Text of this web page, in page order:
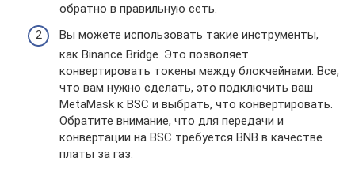
обратно в правильную сеть.
Вы можете использовать такие инструменты,
как Binance Bridge. Это позволяет
конвертировать токены между блокчейнами. Все,
что вам нужно сделать, это подключить ваш
MetaMask к BSC и выбрать, что конвертировать.
Обратите внимание, что для передачи и
конвертации на BSC требуется BNB в качестве
платы за газ.